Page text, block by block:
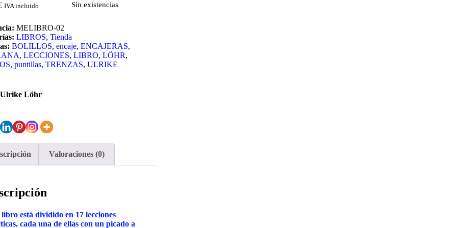
IVA incluido Sin existencias
MELIBRO-02
LIBROS, Tienda
BOLILLOS, encaje, ENCAJERAS,
, LECCIONES, LIBRO, LÖHR,
, puntillas, TRENZAS, ULRIKE
Löhr
Valoraciones (0)
libro está dividido en 17 lecciones
cada una de ellas con un picado a